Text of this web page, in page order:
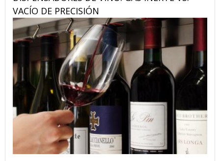
VACÍO DE PRECISIÓN